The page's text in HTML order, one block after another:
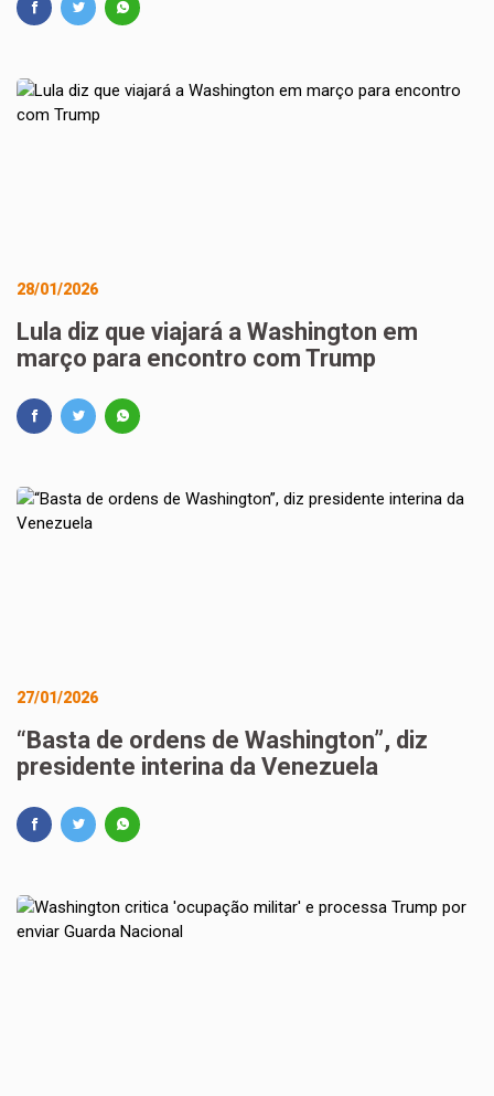
28/01/2026
Lula diz que viajará a Washington em
março para encontro com Trump
27/01/2026
“Basta de ordens de Washington”, diz
presidente interina da Venezuela